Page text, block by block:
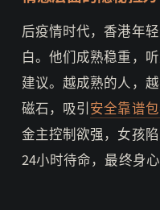
后疫情时代，香港年
白。他们成熟稳重，
建议。越成熟的人，
磁石，吸引安全靠谱
金主控制欲强，女孩
24小时待命，最终身心